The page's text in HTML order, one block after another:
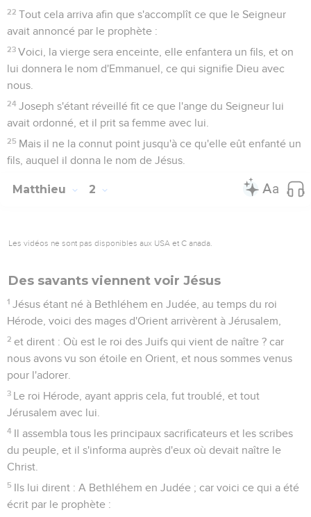
22 Tout cela arriva afin que s'accomplît ce que le Seigneur
avait annoncé par le prophète :
23 Voici, la vierge sera enceinte, elle enfantera un fils, et on
lui donnera le nom d'Emmanuel, ce qui signifie Dieu avec
nous.
24 Joseph s'étant réveillé fit ce que l'ange du Seigneur lui
avait ordonné, et il prit sa femme avec lui.
25 Mais il ne la connut point jusqu'à ce qu'elle eût enfanté un
fils, auquel il donna le nom de Jésus.
Matthieu 2
Les vidéos ne sont pas disponibles aux USA et C anada.
Des savants viennent voir Jésus
1 Jésus étant né à Bethléhem en Judée, au temps du roi
Hérode, voici des mages d'Orient arrivèrent à Jérusalem,
2 et dirent : Où est le roi des Juifs qui vient de naître ? car
nous avons vu son étoile en Orient, et nous sommes venus
pour l'adorer.
3 Le roi Hérode, ayant appris cela, fut troublé, et tout
Jérusalem avec lui.
4 Il assembla tous les principaux sacrificateurs et les scribes
du peuple, et il s'informa auprès d'eux où devait naître le
Christ.
5 Ils lui dirent : A Bethléhem en Judée ; car voici ce qui a été
écrit par le prophète :